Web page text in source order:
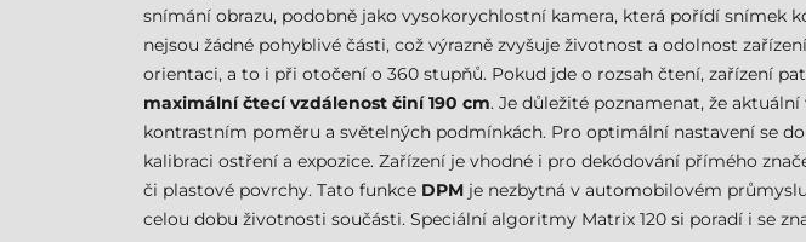
snímání obrazu, podobně jako vysokorychlostní kamera, která pořídí snímek
nejsou žádné pohyblivé části, což výrazně zvyšuje životnost a odolnost
orientaci, a to i při otočení o 360 stupňů. Pokud jde o rozsah čtení, zařízení
maximální čtecí vzdálenost činí 190 cm. Je důležité poznamenat, že
kontrastním poměru a světelných podmínkách. Pro optimální nastavení se
kalibraci ostření a expozice. Zařízení je vhodné i pro dekódování přímého
či plastové povrchy. Tato funkce DPM je nezbytná v automobilovém
celou dobu životnosti součásti. Speciální algoritmy Matrix 120 si poradí i se